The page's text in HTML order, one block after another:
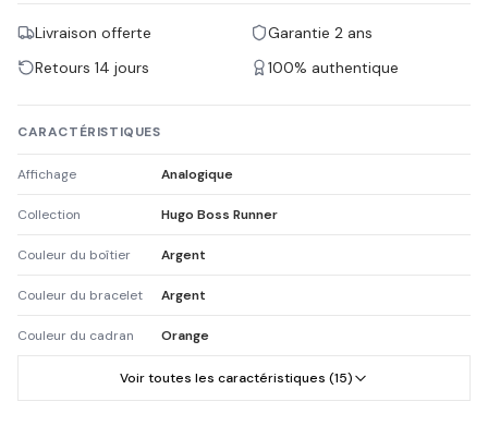
Livraison offerte
Garantie 2 ans
Retours 14 jours
100% authentique
CARACTÉRISTIQUES
Affichage Analogique
Collection Hugo Boss Runner
Couleur du boîtier Argent
Couleur du bracelet Argent
Couleur du cadran Orange
Voir toutes les caractéristiques (15)